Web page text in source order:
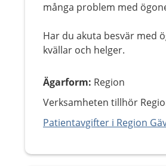
många problem med
Har du akuta besvär med
kvällar och helger.
Ägarform: Region
Verksamheten tillhör
Patientavgifter i Region